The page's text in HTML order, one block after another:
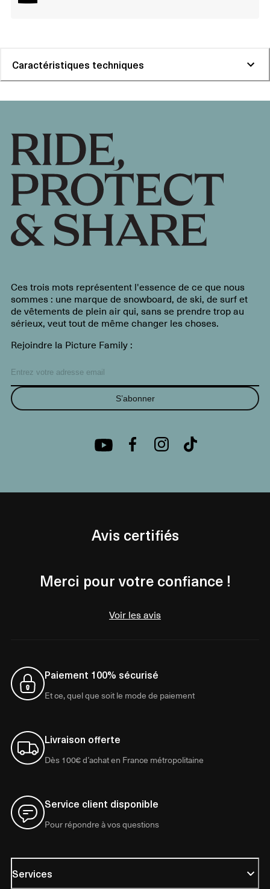
Caractéristiques techniques
Ces trois mots représentent l'essence de ce que nous
sommes : une marque de snowboard, de ski, de surf et
de vêtements de plein air qui, sans se prendre trop au
sérieux, veut tout de même changer les choses.
Rejoindre la Picture Family :
S’abonner
Avis certifiés
Merci pour votre confiance !
Voir les avis
Paiement 100% sécurisé
Et ce, quel que soit le mode de paiement
Livraison offerte
Dès 100€ d’achat en France métropolitaine
Service client disponible
Pour répondre à vos questions
Services